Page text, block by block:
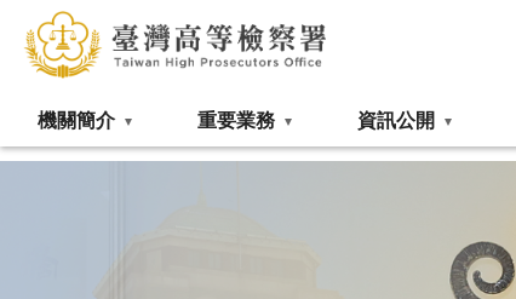
機關簡介 重要業務 資訊公開
:::